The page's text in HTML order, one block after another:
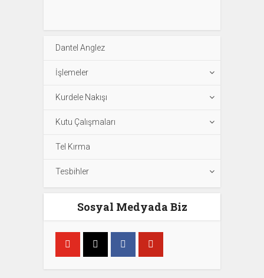
Dantel Anglez
İşlemeler
Kurdele Nakışı
Kutu Çalışmaları
Tel Kırma
Tesbihler
Sosyal Medyada Biz